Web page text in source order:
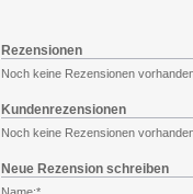
Rezensionen
Noch keine Rezensionen
Kundenrezensionen
Noch keine Rezensionen
Neue Rezension schreiben